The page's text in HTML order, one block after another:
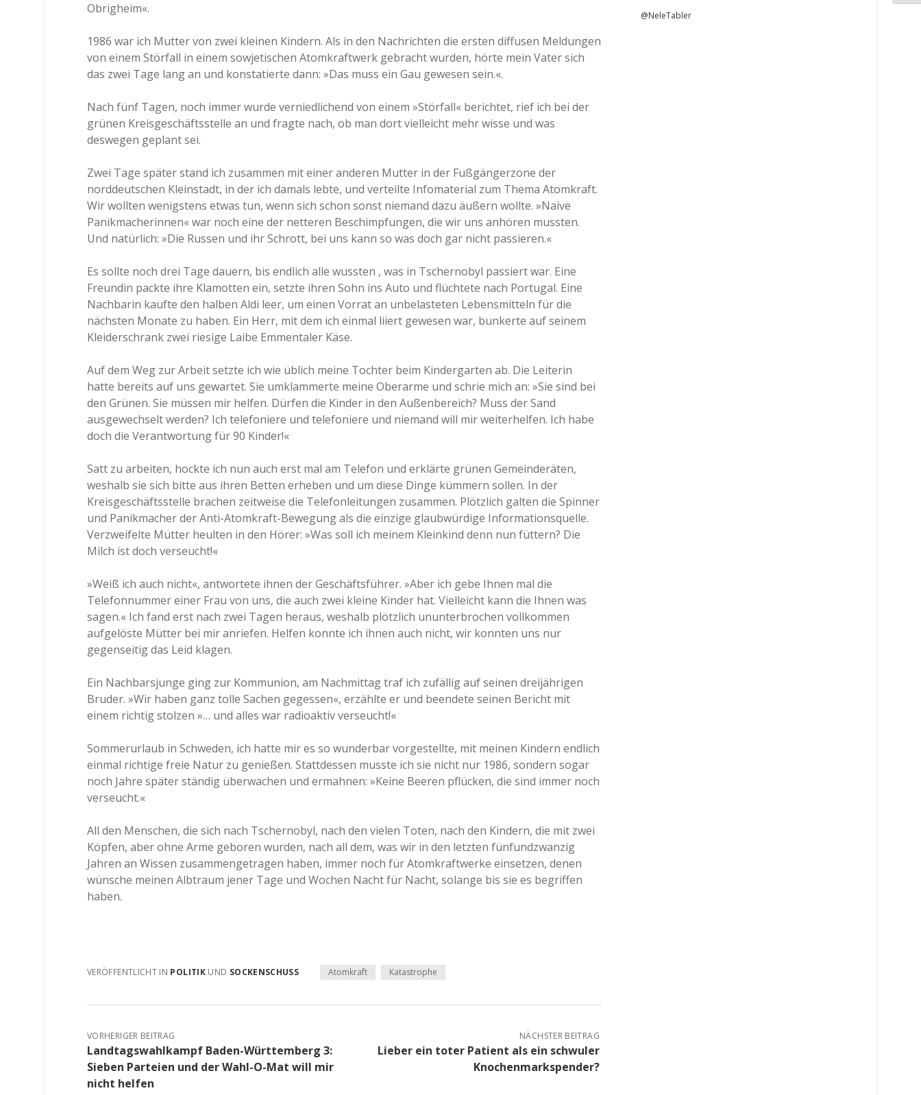
Obrigheim«.
1986 war ich Mutter von zwei kleinen Kindern. Als in den Nachrichten die ersten diffusen Meldungen
von einem Störfall in einem sowjetischen Atomkraftwerk gebracht wurden, hörte mein Vater sich
das zwei Tage lang an und konstatierte dann: »Das muss ein Gau gewesen sein.«.
Nach fünf Tagen, noch immer wurde verniedlichend von einem »Störfall« berichtet, rief ich bei der
grünen Kreisgeschäftsstelle an und fragte nach, ob man dort vielleicht mehr wisse und was
deswegen geplant sei.
Zwei Tage später stand ich zusammen mit einer anderen Mutter in der Fußgängerzone der
norddeutschen Kleinstadt, in der ich damals lebte, und verteilte Infomaterial zum Thema Atomkraft.
Wir wollten wenigstens etwas tun, wenn sich schon sonst niemand dazu äußern wollte. »Naive
Panikmacherinnen« war noch eine der netteren Beschimpfungen, die wir uns anhören mussten.
Und natürlich: »Die Russen und ihr Schrott, bei uns kann so was doch gar nicht passieren.«
Es sollte noch drei Tage dauern, bis endlich alle wussten , was in Tschernobyl passiert war. Eine
Freundin packte ihre Klamotten ein, setzte ihren Sohn ins Auto und flüchtete nach Portugal. Eine
Nachbarin kaufte den halben Aldi leer, um einen Vorrat an unbelasteten Lebensmitteln für die
nächsten Monate zu haben. Ein Herr, mit dem ich einmal liiert gewesen war, bunkerte auf seinem
Kleiderschrank zwei riesige Laibe Emmentaler Käse.
Auf dem Weg zur Arbeit setzte ich wie üblich meine Tochter beim Kindergarten ab. Die Leiterin
hatte bereits auf uns gewartet. Sie umklammerte meine Oberarme und schrie mich an: »Sie sind bei
den Grünen. Sie müssen mir helfen. Dürfen die Kinder in den Außenbereich? Muss der Sand
ausgewechselt werden? Ich telefoniere und telefoniere und niemand will mir weiterhelfen. Ich habe
doch die Verantwortung für 90 Kinder!«
Satt zu arbeiten, hockte ich nun auch erst mal am Telefon und erklärte grünen Gemeinderäten,
weshalb sie sich bitte aus ihren Betten erheben und um diese Dinge kümmern sollen. In der
Kreisgeschäftsstelle brachen zeitweise die Telefonleitungen zusammen. Plötzlich galten die Spinner
und Panikmacher der Anti-Atomkraft-Bewegung als die einzige glaubwürdige Informationsquelle.
Verzweifelte Mütter heulten in den Hörer: »Was soll ich meinem Kleinkind denn nun füttern? Die
Milch ist doch verseucht!«
»Weiß ich auch nicht«, antwortete ihnen der Geschäftsführer. »Aber ich gebe Ihnen mal die
Telefonnummer einer Frau von uns, die auch zwei kleine Kinder hat. Vielleicht kann die Ihnen was
sagen.« Ich fand erst nach zwei Tagen heraus, weshalb plötzlich ununterbrochen vollkommen
aufgelöste Mütter bei mir anriefen. Helfen konnte ich ihnen auch nicht, wir konnten uns nur
gegenseitig das Leid klagen.
Ein Nachbarsjunge ging zur Kommunion, am Nachmittag traf ich zufällig auf seinen dreijährigen
Bruder. »Wir haben ganz tolle Sachen gegessen«, erzählte er und beendete seinen Bericht mit
einem richtig stolzen »… und alles war radioaktiv verseucht!«
Sommerurlaub in Schweden, ich hatte mir es so wunderbar vorgestellte, mit meinen Kindern endlich
einmal richtige freie Natur zu genießen. Stattdessen musste ich sie nicht nur 1986, sondern sogar
noch Jahre später ständig überwachen und ermahnen: »Keine Beeren pflücken, die sind immer noch
verseucht.«
All den Menschen, die sich nach Tschernobyl, nach den vielen Toten, nach den Kindern, die mit zwei
Köpfen, aber ohne Arme geboren wurden, nach all dem, was wir in den letzten fünfundzwanzig
Jahren an Wissen zusammengetragen haben, immer noch für Atomkraftwerke einsetzen, denen
wünsche meinen Albtraum jener Tage und Wochen Nacht für Nacht, solange bis sie es begriffen
haben.
VERÖFFENTLICHT IN POLITIK UND SOCKENSCHUSS Atomkraft Katastrophe
VORHERIGER BEITRAG
Landtagswahlkampf Baden-Württemberg 3:
Sieben Parteien und der Wahl-O-Mat will mir
nicht helfen
NÄCHSTER BEITRAG
Lieber ein toter Patient als ein schwuler
Knochenmarkspender?
@NeleTabler